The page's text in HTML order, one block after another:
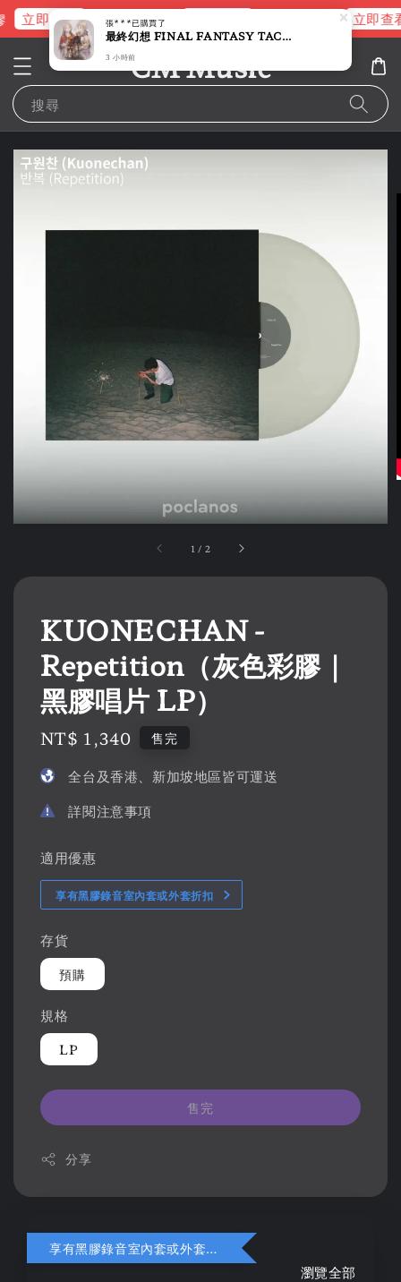
立即查看 ROSE 交通卡 立即查看
CM Music
搜尋
1 / 2
KUONECHAN -
Repetition（灰色彩膠｜
黑膠唱片 LP）
Regular
NT$ 1,340 售完
全台及香港、新加坡地區皆可運送
詳閱注意事項
適用優惠
享有黑膠錄音室內套或外套折扣
存貨
預購
規格
LP
售完
分享
享有黑膠錄音室內套或外套折扣
瀏覽全部
張***已購買了
最終幻想 FINAL FANTASY TACTICS 精選合輯 原聲帶 【日盤】（黑膠唱片 LP）
3 小時前